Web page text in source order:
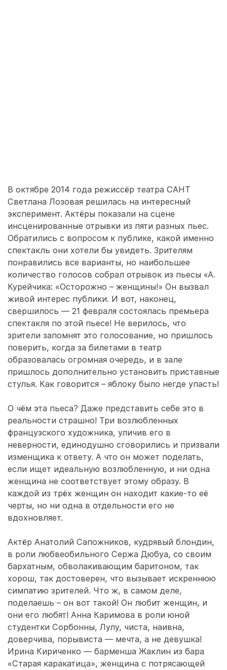
В октябре 2014 года режиссёр театра САНТ
Светлана Лозовая решилась на интересный
эксперимент. Актёры показали на сцене
инсценированные отрывки из пяти разных пьес.
Обратились с вопросом к публике, какой именно
спектакль они хотели бы увидеть. Зрителям
понравились все варианты, но наибольшее
количество голосов собрал отрывок из пьесы «А.
Курейчика: «Осторожно – женщины!» Он вызвал
живой интерес публики. И вот, наконец,
свершилось — 21 февраля состоялась премьера
спектакля по этой пьесе! Не верилось, что
зрители запомнят это голосование, но пришлось
поверить, когда за билетами в театр
образовалась огромная очередь, и в зале
пришлось дополнительно установить приставные
стулья. Как говорится – яблоку было негде упасть!
О чём эта пьеса? Даже представить себе это в
реальности страшно! Три возлюбленных
французского художника, уличив его в
неверности, единодушно сговорились и призвали
изменщика к ответу. А что он может поделать,
если ищет идеальную возлюбленную, и ни одна
женщина не соответствует этому образу. В
каждой из трёх женщин он находит какие-то её
черты, но ни одна в отдельности его не
вдохновляет.
Актёр Анатолий Сапожников, кудрявый блондин,
в роли любвеобильного Сержа Дюбуа, со своим
бархатным, обволакивающим баритоном, так
хорош, так достоверен, что вызывает искреннюю
симпатию зрителей. Что ж, в самом деле,
поделаешь – он вот такой! Он любит женщин, и
они его любят! Анна Каримова в роли юной
студентки Сорбонны, Лулу, чиста, наивна,
доверчива, порывиста — мечта, а не девушка!
Ирина Кириченко — барменша Жаклин из бара
«Старая каракатица», женщина с потрясающей